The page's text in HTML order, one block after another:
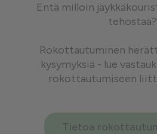
Entä milloin
tehostaa?
Rokottautuminen
kysymyksiä - lue
rokottautumiseen
Tietoa